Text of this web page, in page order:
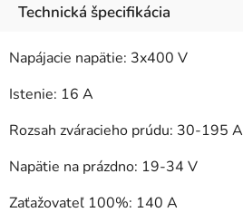
Technická špecifikácia
Napájacie napätie: 3x400 V
Istenie: 16 A
Rozsah zváracieho prúdu: 30-195 A
Napätie na prázdno: 19-34 V
Zaťažovateľ 100%: 140 A